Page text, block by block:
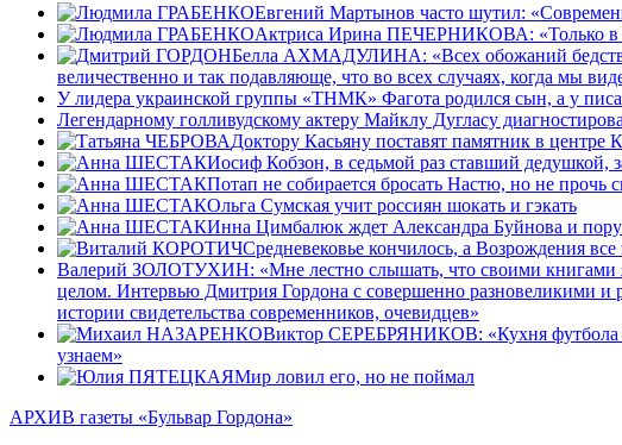
Евгений Мартынов часто шутил:
Актриса Ирина ПЕЧЕРНИКОВА: «Только в
Белла АХМАДУЛИНА: «Всех обожаний
величественно и так подавляюще, что во всех случаях, когда мы
У лидера украинской группы «ТНМК» Фагота родился сын, а у
Легендарному голливудскому актеру Майклу Дугласу
Доктору Касьяну поставят памятник в центре
Иосиф Кобзон, в седьмой раз ставший дедушкой,
Потап не собирается бросать Настю, но не прочь
Ольга Сумская учит россиян шокать и гэкать
Инна Цимбалюк ждет Александра Буйнова и
Средневековье кончилось, а Возрождения все
Валерий ЗОЛОТУХИН: «Мне лестно слышать, что своими книгами
целом. Интервью Дмитрия Гордона с совершенно разновеликими
истории свидетельства современников, очевидцев»
Виктор СЕРЕБРЯНИКОВ: «Кухня футбола
узнаем»
Мир ловил его, но не поймал
АРХИВ газеты «Бульвар Гордона»